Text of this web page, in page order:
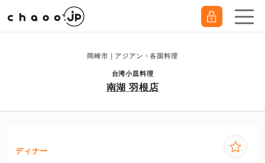
岡崎市｜アジアン・各国料理
台湾小皿料理
南湖 羽根店
ディナー